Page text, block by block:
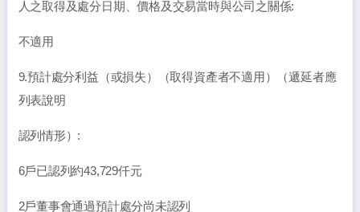
人之取得及處分日期、價格及交易當時與公司之關係:
不適用
9.預計處分利益（或損失）（取得資產者不適用）（遞延者應
列表說明
認列情形）:
6戶已認列約43,729仟元
2戶董事會通過預計處分尚未認列